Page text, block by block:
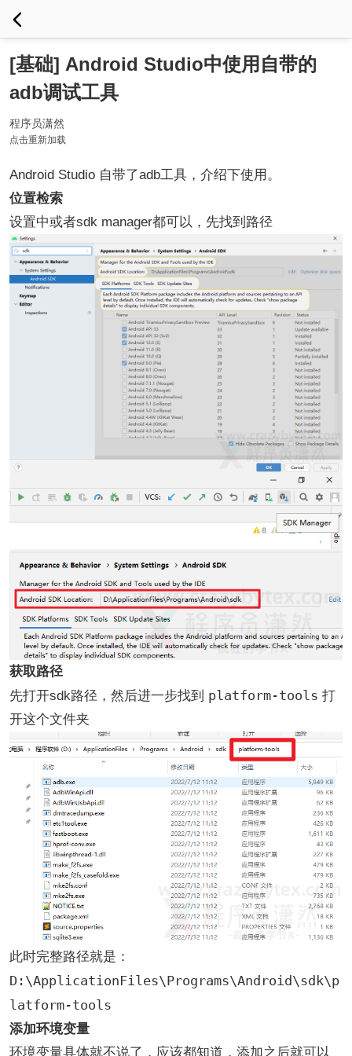
[基础] Android Studio中使用自带的
adb调试工具
程序员潇然
点击重新加载
Android Studio 自带了adb工具，介绍下使用。
位置检索
设置中或者sdk manager都可以，先找到路径
获取路径
先打开sdk路径，然后进一步找到 platform-tools 打
开这个文件夹
此时完整路径就是：
D:\ApplicationFiles\Programs\Android\sdk\p
latform-tools
添加环境变量
环境变量具体就不说了，应该都知道，添加之后就可以